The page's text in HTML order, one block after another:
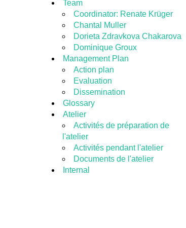
Team
Coordinator: Renate Krüger
Chantal Muller
Dorieta Zdravkova Chakarova
Dominique Groux
Management Plan
Action plan
Evaluation
Dissemination
Glossary
Atelier
Activités de préparation de
l'atelier
Activités pendant l'atelier
Documents de l'atelier
Internal